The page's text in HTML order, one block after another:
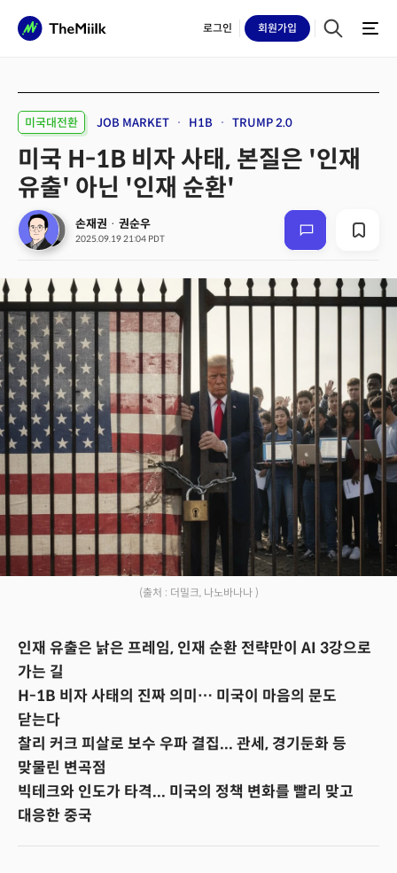
로그인 회원가입
미국대전환 JOB MARKET H1B TRUMP 2.0
미국 H-1B 비자 사태, 본질은 '인재
유출' 아닌 '인재 순환'
손재권 · 권순우
2025.09.19 21:04 PDT
(출처 : 더밀크, 나노바나나 )
인재 유출은 낡은 프레임, 인재 순환 전략만이 AI 3강으로
가는 길
H-1B 비자 사태의 진짜 의미… 미국이 마음의 문도
닫는다
찰리 커크 피살로 보수 우파 결집... 관세, 경기둔화 등
맞물린 변곡점
빅테크와 인도가 타격... 미국의 정책 변화를 빨리 맞고
대응한 중국